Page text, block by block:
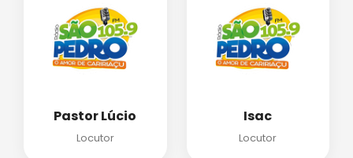
Pastor Lúcio
Locutor
Isac
Locutor